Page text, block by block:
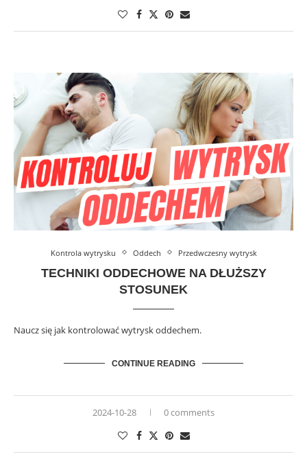
Kontrola wytrysku Oddech Przedwczesny wytrysk
TECHNIKI ODDECHOWE NA DŁUŻSZY
STOSUNEK
Naucz się jak kontrolować wytrysk oddechem.
CONTINUE READING
2024-10-28 0 comments